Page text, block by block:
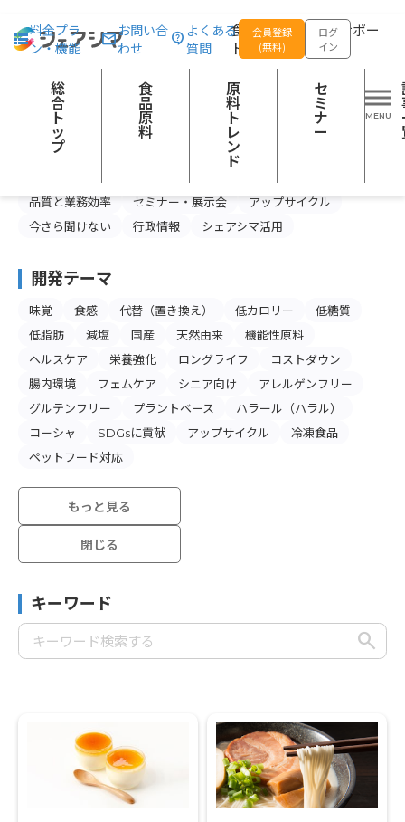
食品の企画開発をサポー
トする
料金プラ
ン・機能
お問い合
わせ
よくある
質問
会員登録
(無料)
ログ
イン
総
合
ト
ッ
プ
食
品
原
料
原
料
ト
レ
ン
ド
セ
ミ
ナ
ー
総合トップ 記事一覧 プラントベース
プラントベースの記事一覧
カテゴリー
食品産業の今と未来
品質と業務効率
セミナー・展示会
アップサイクル
今さら聞けない
行政情報 シェアシマ活用
開発テーマ
味覚 食感 代替（置き換え） 低カロリー
低糖質
低脂肪
減塩 国産 天然由来
機能性原料
ヘルスケア
栄養強化 ロングライフ
コストダウン
腸内環境
フェムケア シニア向け
アレルゲンフリー
グルテンフリー
プラントベース
ハラール（ハラル）
コーシャ
SDGsに貢献 アップサイクル
冷凍食品
ペットフード対応
もっと見る
閉じる
キーワード